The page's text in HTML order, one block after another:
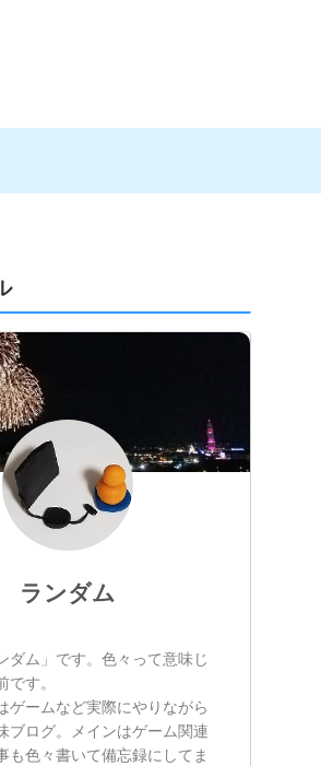
ランダム
ダム」です。色々って意味じ
です。
ゲームなど実際にやりながら
ブログ。メインはゲーム関連
も色々書いて備忘録にしてま